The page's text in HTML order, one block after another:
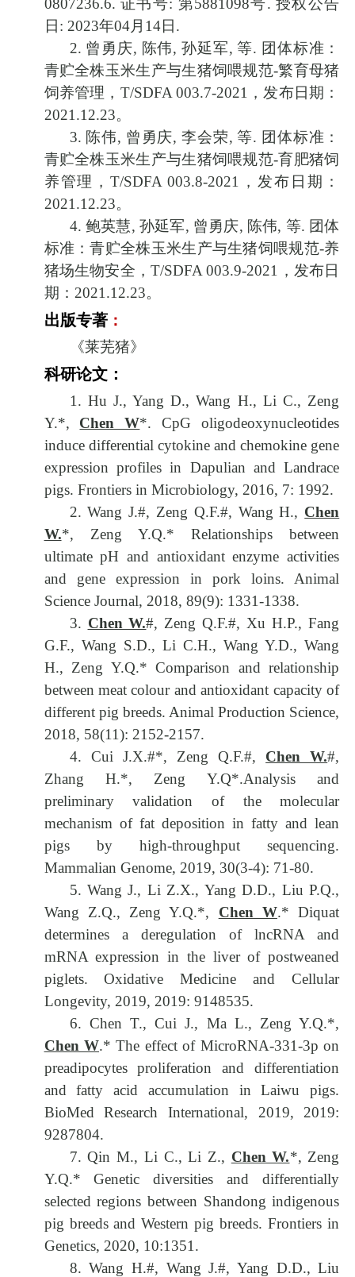
0807236.6. 证书号: 第5881098号.授权公告
日 : 2023年04月 14日 .
2. 曾勇庆, 陈伟,孙延军,等. 团体标准：
青贮全株玉米生产与生猪饲喂规范-繁育母猪
饲养管理， T/SDFA 003.7-2021 ，发布日期：
2021.12.23。
3. 陈伟, 曾勇庆,李会荣,等. 团体标准：
青贮全株玉米生产与生猪饲喂规范-育肥猪饲
养管理，T/SDFA 003.8-2021
，发布日期：
2021.12.23。
4. 鲍英慧, 孙延军, 曾勇庆, 陈伟, 等. 团体
标准：青贮全株玉米生产与生猪饲喂规范-养
猪场生物安全，T/SDFA 003.9-2021
，发布日
期： 2021.12.23。
出版专著：
《莱芜猪》
科研论文：
1. Hu J., Yang D., Wang H., Li C., Zeng
Y.*, Chen W*. CpG oligodeoxynucleotides
induce differential cytokine and chemokine gene
expression profiles in Dapulian and Landrace
pigs. Frontiers in Microbiology, 2016, 7: 1992.
2. Wang J.#, Zeng Q.F.#, Wang H., Chen
W.*, Zeng Y.Q.* Relationships between
ultimate pH and antioxidant enzyme activities
and gene expression in pork loins. Animal
Science Journal, 2018, 89(9): 1331-1338.
3. Chen W.#, Zeng Q.F.#, Xu H.P., Fang
G.F., Wang S.D., Li C.H., Wang Y.D., Wang
H., Zeng Y.Q.* Comparison and relationship
between meat colour and antioxidant capacity of
different pig breeds. Animal Production Science,
2018, 58(11): 2152-2157.
4. Cui J.X.#*, Zeng Q.F.#, Chen W.#,
Zhang H.*, Zeng Y.Q*.Analysis and
preliminary validation of the molecular
mechanism of fat deposition in fatty and lean
pigs by high-throughput sequencing.
Mammalian Genome, 2019, 30(3-4): 71-80.
5. Wang J., Li Z.X., Yang D.D., Liu P.Q.,
Wang Z.Q., Zeng Y.Q.*, Chen W.* Diquat
determines a deregulation of lncRNA and
mRNA expression in the liver of postweaned
piglets. Oxidative Medicine and Cellular
Longevity, 2019, 2019: 9148535.
6. Chen T., Cui J., Ma L., Zeng Y.Q.*,
Chen W.* The effect of MicroRNA-331-3p on
preadipocytes proliferation and differentiation
and fatty acid accumulation in Laiwu pigs.
BioMed Research International, 2019, 2019:
9287804.
7. Qin M., Li C., Li Z., Chen W.*, Zeng
Y.Q.* Genetic diversities and differentially
selected regions between Shandong indigenous
pig breeds and Western pig breeds. Frontiers in
Genetics, 2020, 10:1351.
8. Wang H.#, Wang J.#, Yang D.D., Liu